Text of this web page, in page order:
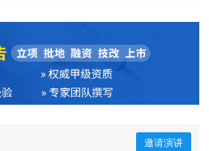
邀请演讲